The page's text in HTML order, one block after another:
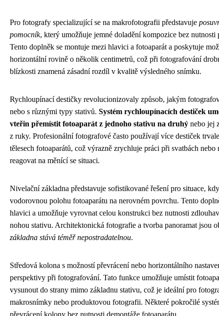
Pro fotografy specializující se na makrofotografii představuje
pomocník, který umožňuje jemné doladění kompozice bez
Tento doplněk se montuje mezi hlavici a fotoaparát a poskytuje
horizontální rovině o několik centimetrů, což při fotografování
blízkosti znamená zásadní rozdíl v kvalitě výsledného snímku.
Rychloupínací destičky revolucionizovaly způsob, jakým
nebo s různými typy stativů. Systém rychloupínacích destiček
vteřin přemístit fotoaparát z jednoho stativu na druhý nebo jej
z ruky. Profesionální fotografové často používají více destiček
tělesech fotoaparátů, což výrazně zrychluje práci při svatbách
reagovat na měnící se situaci.
Nivelační základna představuje sofistikované řešení pro situace,
vodorovnou polohu fotoaparátu na nerovném povrchu. Tento
hlavici a umožňuje vyrovnat celou konstrukci bez nutnosti
nohou stativu. Architektonická fotografie a tvorba panoramat jsou
základna stává téměř nepostradatelnou.
Středová kolona s možností převrácení nebo horizontálního
perspektivy při fotografování. Tato funkce umožňuje umístit
vysunout do strany mimo základnu stativu, což je ideální pro
makrosnímky nebo produktovou fotografii. Některé pokročilé